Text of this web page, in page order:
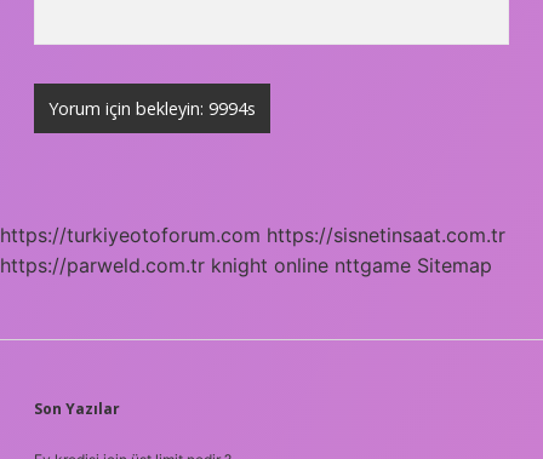
https://turkiyeotoforum.com https://sisnetinsaat.com.tr
https://parweld.com.tr knight online nttgame Sitemap
SIDEBAR
Son Yazılar